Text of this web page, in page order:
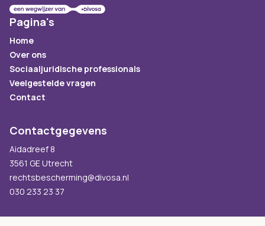
Pagina's
Home
Over ons
Sociaaljuridische professionals
Veelgestelde vragen
Contact
Contactgegevens
Aidadreef 8
3561 GE Utrecht
rechtsbescherming@divosa.nl
030 233 23 37